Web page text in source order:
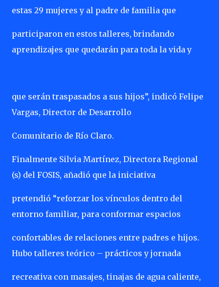
estas 29 mujeres y al padre de familia que
participaron en estos talleres, brindando
aprendizajes que quedarán para toda la vida y
que serán traspasados a sus hijos”, indicó Felipe
Vargas, Director de Desarrollo
Comunitario de Río Claro.
Finalmente Silvia Martínez, Directora Regional
(s) del FOSIS, añadió que la iniciativa
pretendió “reforzar los vínculos dentro del
entorno familiar, para conformar espacios
confortables de relaciones entre padres e hijos.
Hubo talleres teórico – prácticos y jornada
recreativa con masajes, tinajas de agua caliente,